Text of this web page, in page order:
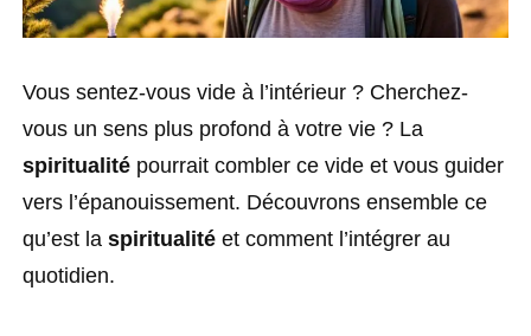
Vous sentez-vous vide à l’intérieur ? Cherchez-
vous un sens plus profond à votre vie ? La
spiritualité pourrait combler ce vide et vous guider
vers l’épanouissement. Découvrons ensemble ce
qu’est la spiritualité et comment l’intégrer au
quotidien.